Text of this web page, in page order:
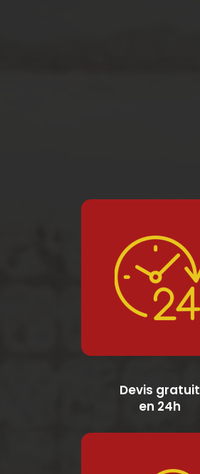
Devis gratuit
en 24h